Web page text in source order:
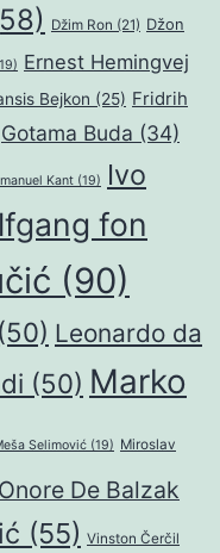
Džim Ron (21) Džon
Ernest Hemingvej
Bejkon (25) Fridrih
Gotama Buda (34)
Kant (19)
Ivo
fon
(90)
(50) Leonardo da
(50) Marko
Selimović (19) Miroslav
Onore De Balzak
(55) Vinston Čerčil